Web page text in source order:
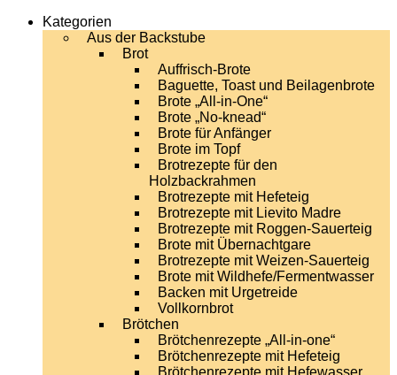
Kategorien
Aus der Backstube
Brot
Auffrisch-Brote
Baguette, Toast und Beilagenbrote
Brote „All-in-One“
Brote „No-knead“
Brote für Anfänger
Brote im Topf
Brotrezepte für den
Holzbackrahmen
Brotrezepte mit Hefeteig
Brotrezepte mit Lievito Madre
Brotrezepte mit Roggen-Sauerteig
Brote mit Übernachtgare
Brotrezepte mit Weizen-Sauerteig
Brote mit Wildhefe/Fermentwasser
Backen mit Urgetreide
Vollkornbrot
Brötchen
Brötchenrezepte „All-in-one“
Brötchenrezepte mit Hefeteig
Brötchenrezepte mit Hefewasser